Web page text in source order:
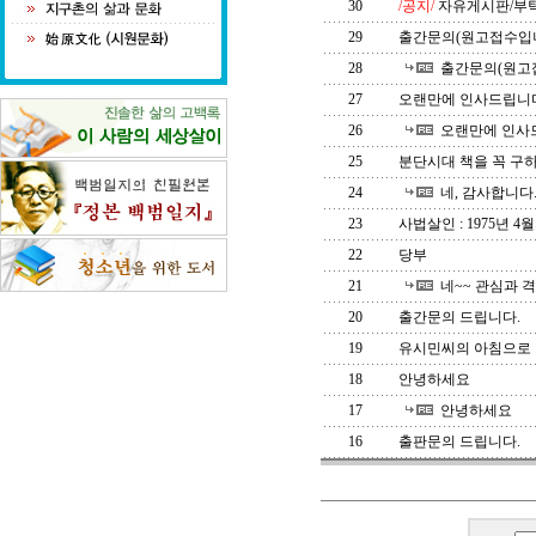
30 /공지/자유게시판/부
29
출간문의(원고접수입
28
출간문의(원고
27
오랜만에 인사드립니
26
오랜만에 인사
25
분단시대 책을 꼭 구
24
네, 감사합니다.
23
사법살인 : 1975년 4
22
당부
21
네~~ 관심과
20
출간문의 드립니다.
19
유시민씨의 아침으로
18
안녕하세요
17
안녕하세요
16
출판문의 드립니다.